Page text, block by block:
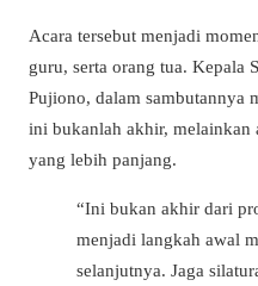
Acara tersebut menjadi
guru, serta orang tua. Kepala
Pujiono, dalam sambutannya
ini bukanlah akhir, melainkan
yang lebih panjang.
“Ini bukan akhir dari
menjadi langkah awal
selanjutnya. Jaga